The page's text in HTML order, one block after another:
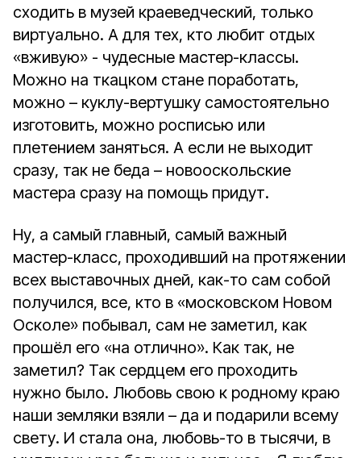
сходить в музей краеведческий, только
виртуально. А для тех, кто любит отдых
«вживую» - чудесные мастер-классы.
Можно на ткацком стане поработать,
можно – куклу-вертушку самостоятельно
изготовить, можно росписью или
плетением заняться. А если не выходит
сразу, так не беда – новооскольские
мастера сразу на помощь придут.
Ну, а самый главный, самый важный
мастер-класс, проходивший на протяжении
всех выставочных дней, как-то сам собой
получился, все, кто в «московском Новом
Осколе» побывал, сам не заметил, как
прошёл его «на отлично». Как так, не
заметил? Так сердцем его проходить
нужно было. Любовь свою к родному краю
наши земляки взяли – да и подарили всему
свету. И стала она, любовь-то в тысячи, в